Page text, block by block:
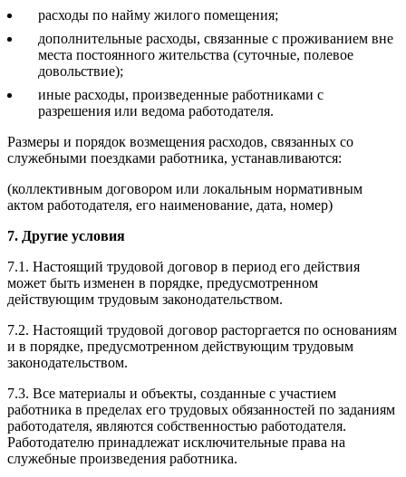
расходы по найму жилого помещения;
дополнительные расходы, связанные с проживанием вне
места постоянного жительства (суточные, полевое
довольствие);
иные расходы, произведенные работниками с
разрешения или ведома работодателя.
Размеры и порядок возмещения расходов, связанных со
служебными поездками работника, устанавливаются:
(коллективным договором или локальным нормативным
актом работодателя, его наименование, дата, номер)
7. Другие условия
7.1. Настоящий трудовой договор в период его действия
может быть изменен в порядке, предусмотренном
действующим трудовым законодательством.
7.2. Настоящий трудовой договор расторгается по основаниям
и в порядке, предусмотренном действующим трудовым
законодательством.
7.3. Все материалы и объекты, созданные с участием
работника в пределах его трудовых обязанностей по заданиям
работодателя, являются собственностью работодателя.
Работодателю принадлежат исключительные права на
служебные произведения работника.